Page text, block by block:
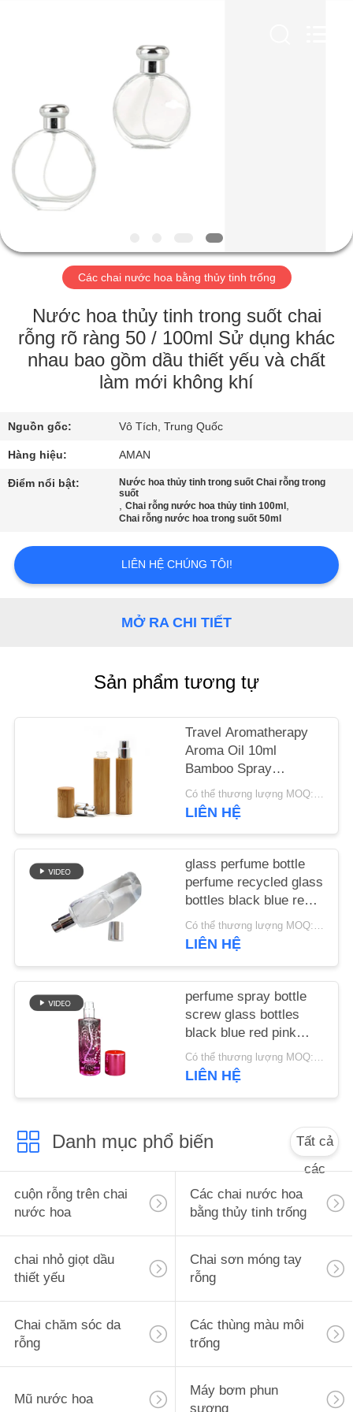
CHỦ
CÁC
SẢN
PHẨM
VIDEO
CHƯƠNG
TRÌNH
VR
CHÚNG
TÔI
QUAN
NHÀ
CHẤT
VỚI
CHÚNG
TỨC
YÊU
CẦU
BÁO
GIÁ
SƠ
ĐỒ
TRANG
WEB
POLICY
Các chai nước hoa bằng thủy tinh trống
Nước hoa thủy tinh trong suốt chai
rỗng rõ ràng 50 / 100ml Sử dụng khác
nhau bao gồm dầu thiết yếu và chất
làm mới không khí
Nguồn gốc: Vô Tích, Trung Quốc
Hàng hiệu: AMAN
Điểm nổi bật:
Nước hoa thủy tinh trong suốt Chai rỗng trong
suốt
,Chai rỗng nước hoa thủy tinh 100ml ,
Chai rỗng nước hoa trong suốt 50ml
LIÊN HỆ CHÚNG TÔI!
MỞ RA CHI TIẾT
Sản phẩm tương tự
Travel Aromatherapy
Aroma Oil 10ml
Bamboo Spray
Perfume Bottle With
Screw Spray Cap
Có thể thương lượng MOQ:20000 miếng
LIÊN HỆ
glass perfume bottle
perfume recycled glass
bottles black blue red
pink green cap plastic
and metal
Có thể thương lượng MOQ:20000 miếng
LIÊN HỆ
perfume spray bottle
screw glass bottles
black blue red pink
green cap plastic and
metal
Có thể thương lượng MOQ:20000 miếng
LIÊN HỆ
Danh mục phổ biến
Tất cả
các
cuộn rỗng trên chai
nước hoa
Các chai nước hoa
bằng thủy tinh trống
chai nhỏ giọt dầu
thiết yếu
Chai sơn móng tay
rỗng
Chai chăm sóc da
rỗng
Các thùng màu môi
trống
Mũ nước hoa
Máy bơm phun
sương